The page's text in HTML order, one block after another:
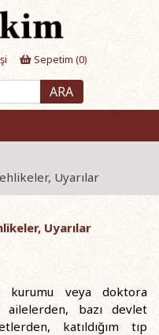
Sepetim (0)
ARA
Uyarılar
Uyarılar
kurumu veya doktora
bazı devlet
katıldığım tıp